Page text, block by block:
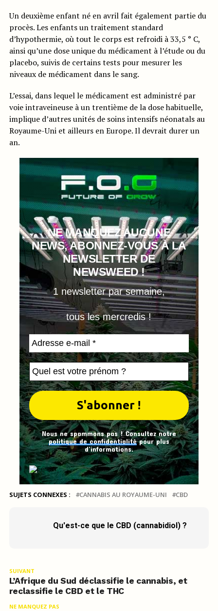
Un deuxième enfant né en avril fait également partie du
procès. Les enfants un traitement standard
d’hypothermie, où tout le corps est refroidi à 33,5 ° C,
ainsi qu’une dose unique du médicament à l’étude ou du
placebo, suivis de certains tests pour mesurer les
niveaux de médicament dans le sang.
L’essai, dans lequel le médicament est administré par
voie intraveineuse à un trentième de la dose habituelle,
implique d’autres unités de soins intensifs néonatals au
Royaume-Uni et ailleurs en Europe. Il devrait durer un
an.
NE MANQUEZ AUCUNE
NEWS, ABONNEZ-VOUS À LA
NEWSLETTER DE
NEWSWEED !
1 newsletter par semaine,
tous les mercredis !
Nous ne spammons pas ! Consultez notre
politique de confidentialitépour plus
d’informations.
SUJETS CONNEXES : CANNABIS AU ROYAUME-UNI CBD
Qu'est-ce que le CBD (cannabidiol) ?
SUIVANT
L’Afrique du Sud déclassifie le cannabis, et
reclassifie le CBD et le THC
NE MANQUEZ PAS